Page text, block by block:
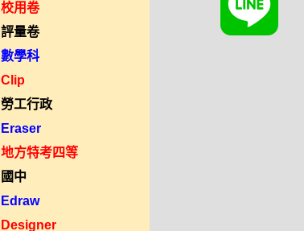
校用卷
評量卷
數學科
Clip
勞工行政
Eraser
地方特考四等
國中
Edraw
Designer